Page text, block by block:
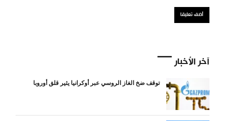
آخر الأخبار
توقف ضخ الغاز الروسي عبر أوكرانيا يثير قلق أوروبا